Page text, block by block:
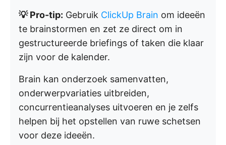
💡 Pro-tip: Gebruik ClickUp Brain om ideeën
te brainstormen en zet ze direct om in
gestructureerde briefings of taken die klaar
zijn voor de kalender.
Brain kan onderzoek samenvatten,
onderwerpvariaties uitbreiden,
concurrentieanalyses uitvoeren en je zelfs
helpen bij het opstellen van ruwe schetsen
voor deze ideeën.